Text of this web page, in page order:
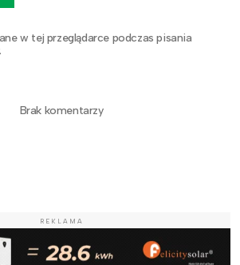
w tej przeglądarce podczas pisania
Brak komentarzy
REKLAMA